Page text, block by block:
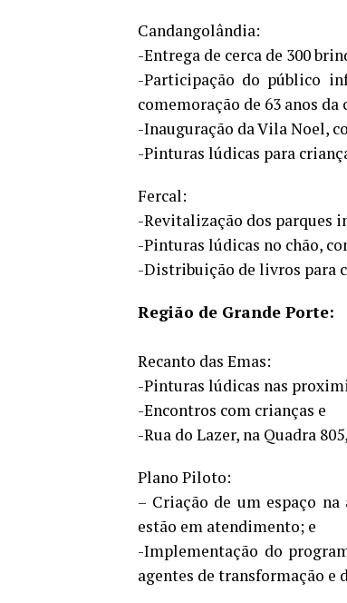
Candangolândia:
-Entrega de cerca de 300
-Participação do público
comemoração de 63 anos da
-Inauguração da Vila Noel,
-Pinturas lúdicas para
Fercal:
-Revitalização dos parques
-Pinturas lúdicas no chão,
-Distribuição de livros para
Região de Grande Porte:
Recanto das Emas:
-Pinturas lúdicas nas
-Encontros com crianças e
-Rua do Lazer, na Quadra
Plano Piloto:
– Criação de um espaço
estão em atendimento; e
-Implementação do
agentes de transformação